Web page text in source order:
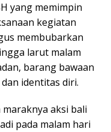
yang memimpin
kegiatan
membubarkan
larut malam
barang bawaan
identitas diri.
aksi bali
pada malam hari